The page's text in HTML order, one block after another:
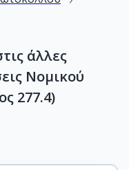
άλλες
Νομικού
277.4)